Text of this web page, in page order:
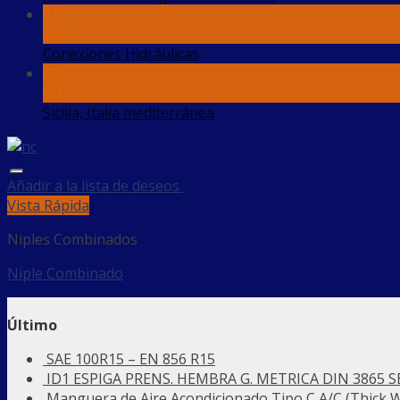
Conexiones Hidráulicas
Sicilia, Italia mediterránea
Añadir a la lista de deseos
Vista Rápida
Niples Combinados
Niple Combinado
Último
SAE 100R15 – EN 856 R15
ID1 ESPIGA PRENS. HEMBRA G. METRICA DIN 3865